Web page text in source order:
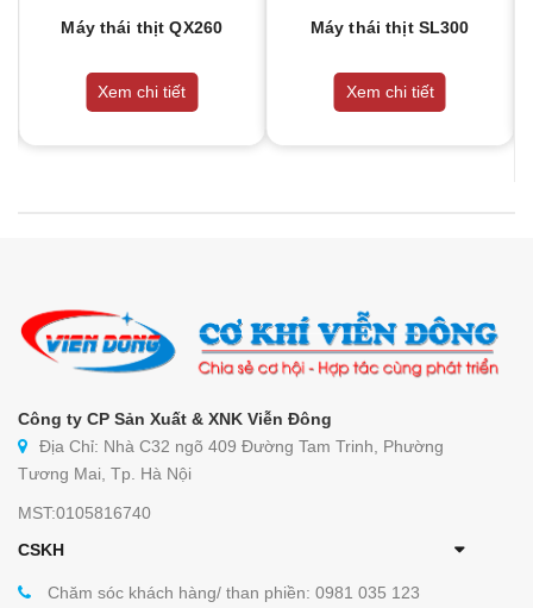
Máy thái thịt QX260
Xem chi tiết
Máy thái thịt SL300
Xem chi tiết
Công ty CP Sản Xuất & XNK Viễn Đông
Địa Chỉ: Nhà C32 ngõ 409 Đường Tam Trinh, Phường
Tương Mai, Tp. Hà Nội
MST:0105816740
CSKH
Chăm sóc khách hàng/ than phiền: 0981 035 123